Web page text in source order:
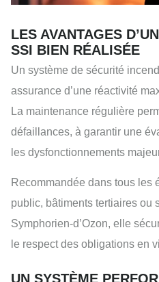
LES AVANTAGES
SSI BIEN RÉALISÉE
Un système de sécurité
assurance d’une réactivité
La maintenance régulière
défaillances, à garantir une
les dysfonctionnements
Recommandée dans tous les
public, bâtiments tertiaires ou
Symphorien-d’Ozon, elle
le respect des obligations en
UN SYSTÈME